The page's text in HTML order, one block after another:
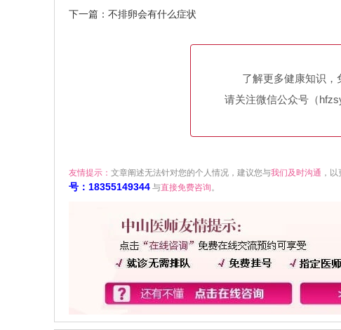
下一篇： 不排卵会有什么症状
了解更多健康知识，
请关注微信公众号（
友情提示： 文章阐述无法针对您的个人情况，建议您与我们及时沟通 ，
号：18355149344 与直接免费咨询。